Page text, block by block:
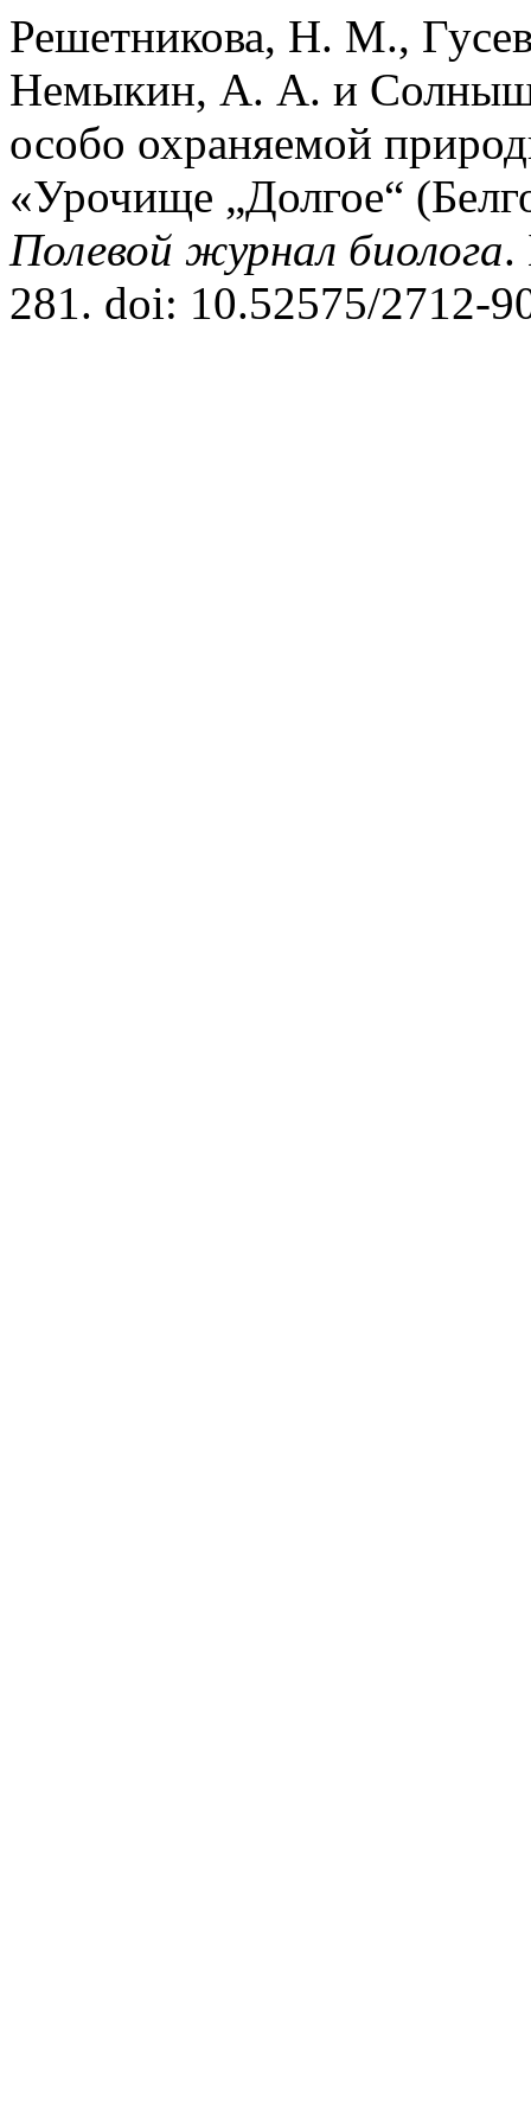
Решетникова, Н. М.,
Немыкин, А. А. и
особо охраняемой
«Урочище „Долгое“
Полевой журнал биолога.
281. doi: 10.52575/2712-